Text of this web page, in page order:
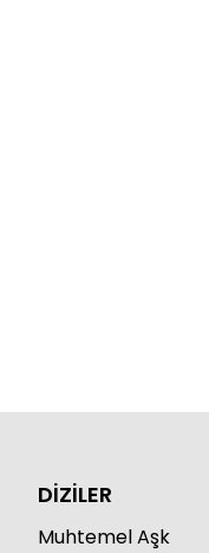
DİZİLER
Muhtemel Aşk